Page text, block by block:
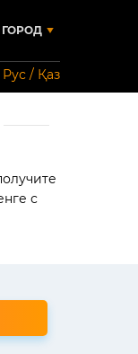
Рус / Қаз
с